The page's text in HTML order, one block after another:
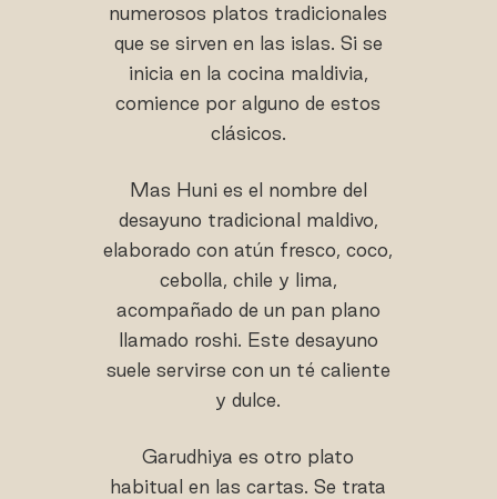
numerosos platos tradicionales
que se sirven en las islas. Si se
inicia en la cocina maldivia,
comience por alguno de estos
clásicos.
Mas Huni es el nombre del
desayuno tradicional maldivo,
elaborado con atún fresco, coco,
cebolla, chile y lima,
acompañado de un pan plano
llamado roshi. Este desayuno
suele servirse con un té caliente
y dulce.
Garudhiya es otro plato
habitual en las cartas. Se trata